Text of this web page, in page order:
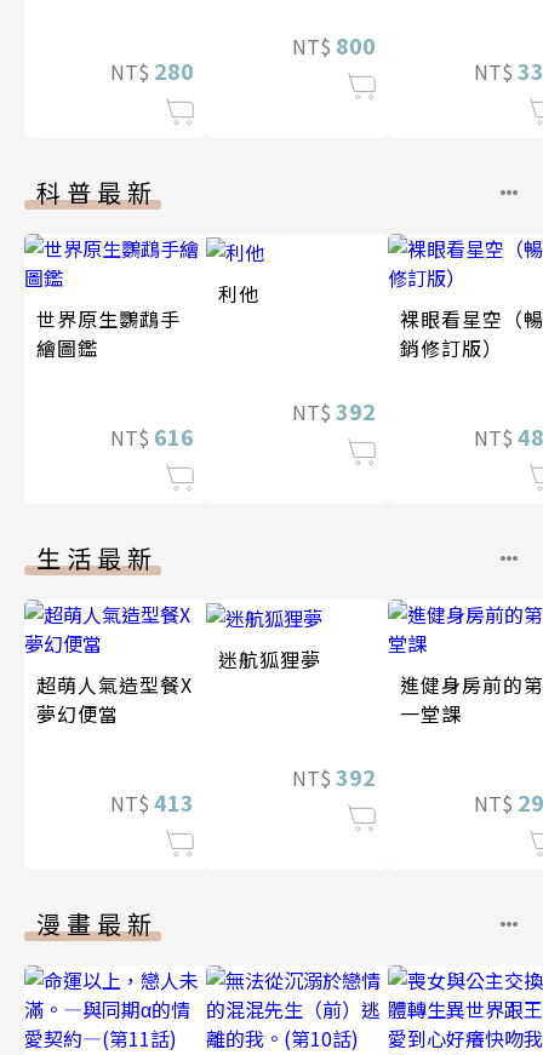
NT$ 280
NT$ 800
NT$
科普最新
世界原生鸚鵡手
繪圖鑑
NT$ 616
利他
NT$ 392
裸眼看星空（暢
銷修訂版）
NT$
生活最新
超萌人氣造型餐X
夢幻便當
NT$ 413
迷航狐狸夢
NT$ 392
進健身房前的第
一堂課
NT$
漫畫最新